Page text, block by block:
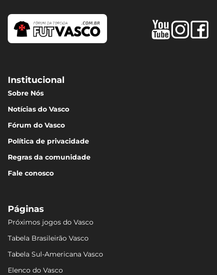
Institucional
Sobre Nós
Notícias do Vasco
Fórum do Vasco
Política de privacidade
Regras da comunidade
Fale conosco
Páginas
Próximos jogos do Vasco
Tabela Brasileirão Vasco
Tabela Sul-Americana Vasco
Elenco do Vasco